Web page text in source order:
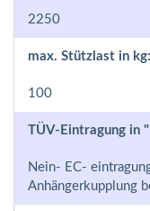
2250
max. Stützlast in kg:
100
TÜV-Eintragung in
Nein- EC-
Anhängerkupplung